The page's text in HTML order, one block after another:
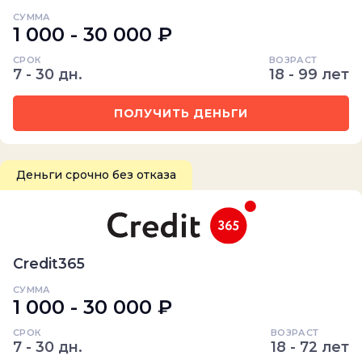
СУММА
1 000 - 30 000 ₽
СРОК
7 - 30 дн.
ВОЗРАСТ
18 - 99 лет
ПОЛУЧИТЬ ДЕНЬГИ
Деньги срочно без отказа
Credit365
СУММА
1 000 - 30 000 ₽
СРОК
7 - 30 дн.
ВОЗРАСТ
18 - 72 лет